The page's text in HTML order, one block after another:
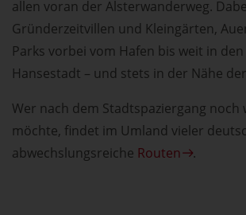
allen voran der Alsterwanderweg.
Gründerzeitvillen und Kleingärten,
Parks vorbei vom Hafen bis weit in
Hansestadt – und stets in der Nähe
Wer nach dem Stadtspaziergang noch
möchte, findet im Umland vieler
abwechslungsreiche Routen .